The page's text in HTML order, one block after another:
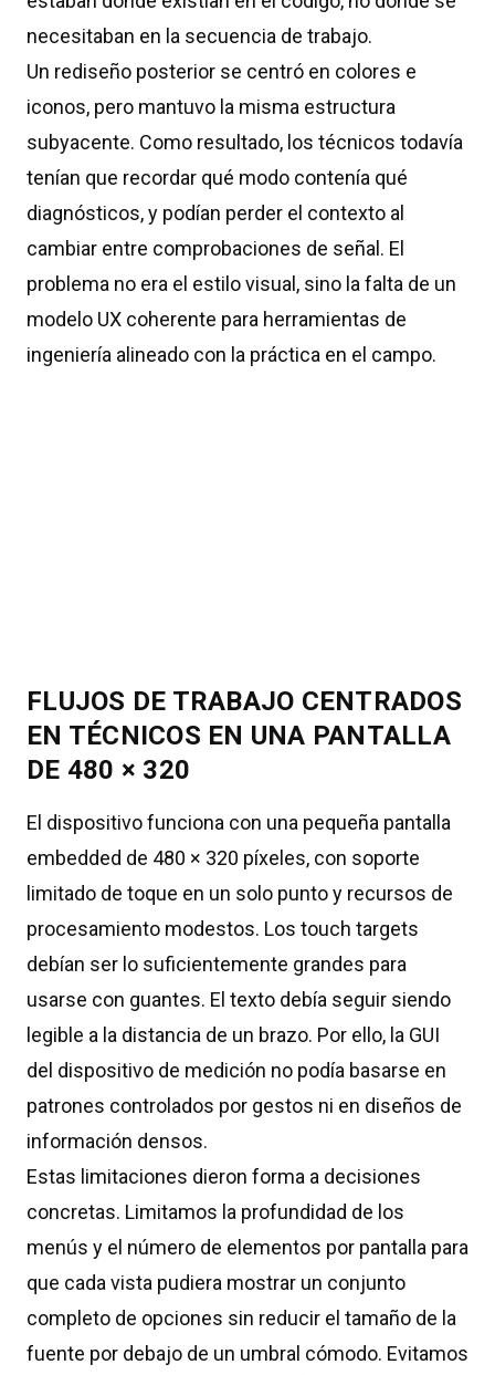
necesitaban en la secuencia de trabajo.
Un rediseño posterior se centró en colores e
iconos, pero mantuvo la misma estructura
subyacente. Como resultado, los técnicos todavía
tenían que recordar qué modo contenía qué
diagnósticos, y podían perder el contexto al
cambiar entre comprobaciones de señal. El
problema no era el estilo visual, sino la falta de un
modelo UX coherente para herramientas de
ingeniería alineado con la práctica en el campo.
FLUJOS DE TRABAJO CENTRADOS
EN TÉCNICOS EN UNA PANTALLA
DE 480 × 320
El dispositivo funciona con una pequeña pantalla
embedded de 480 × 320 píxeles, con soporte
limitado de toque en un solo punto y recursos de
procesamiento modestos. Los touch targets
debían ser lo suficientemente grandes para
usarse con guantes. El texto debía seguir siendo
legible a la distancia de un brazo. Por ello, la GUI
del dispositivo de medición no podía basarse en
patrones controlados por gestos ni en diseños de
información densos.
Estas limitaciones dieron forma a decisiones
concretas. Limitamos la profundidad de los
menús y el número de elementos por pantalla para
que cada vista pudiera mostrar un conjunto
completo de opciones sin reducir el tamaño de la
fuente por debajo de un umbral cómodo. Evitamos